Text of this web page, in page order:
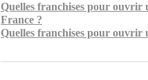
Quelles franchises pour ouvrir
France ?
Quelles franchises pour